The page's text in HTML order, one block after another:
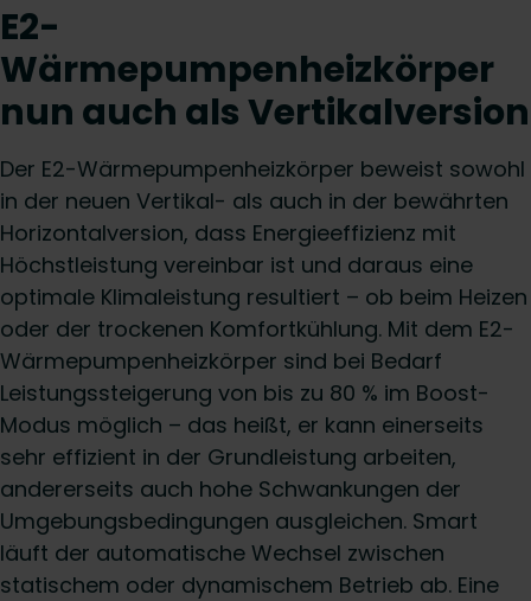
E2-
Wärmepumpenheizkörper
nun auch als Vertikalversion
Der E2-Wärmepumpenheizkörper beweist sowohl
in der neuen Vertikal- als auch in der bewährten
Horizontalversion, dass Energieeffizienz mit
Höchstleistung vereinbar ist und daraus eine
optimale Klimaleistung resultiert – ob beim Heizen
oder der trockenen Komfortkühlung. Mit dem E2-
Wärmepumpenheizkörper sind bei Bedarf
Leistungssteigerung von bis zu 80 % im Boost-
Modus möglich – das heißt, er kann einerseits
sehr effizient in der Grundleistung arbeiten,
andererseits auch hohe Schwankungen der
Umgebungsbedingungen ausgleichen. Smart
läuft der automatische Wechsel zwischen
statischem oder dynamischem Betrieb ab. Eine